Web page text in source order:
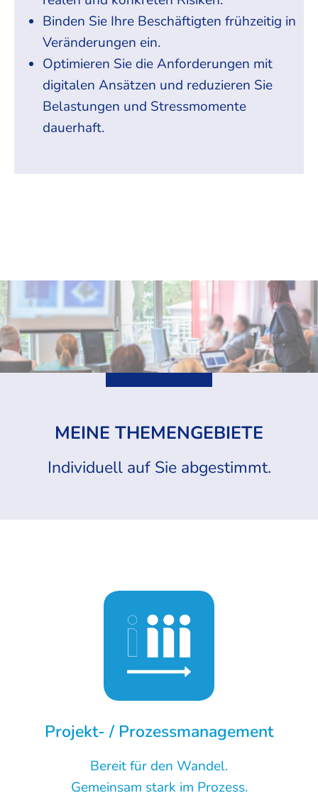
Binden Sie Ihre Beschäftigten frühzeitig in
Veränderungen ein.
Optimieren Sie die Anforderungen mit
digitalen Ansätzen und reduzieren Sie
Belastungen und Stressmomente
dauerhaft.
MEINE THEMENGEBIETE
Individuell auf Sie abgestimmt.
Projekt- / Prozessmanagement
Bereit für den Wandel.
Gemeinsam stark im Prozess.